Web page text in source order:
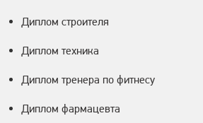
Диплом строителя
Диплом техника
Диплом тренера по фитнесу
Диплом фармацевта